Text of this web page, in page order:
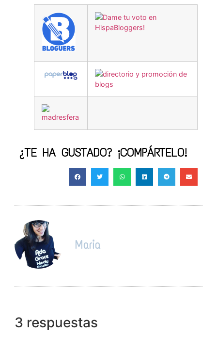
¿TE HA GUSTADO? ¡COMPÁRTELO!
Maria
3 respuestas